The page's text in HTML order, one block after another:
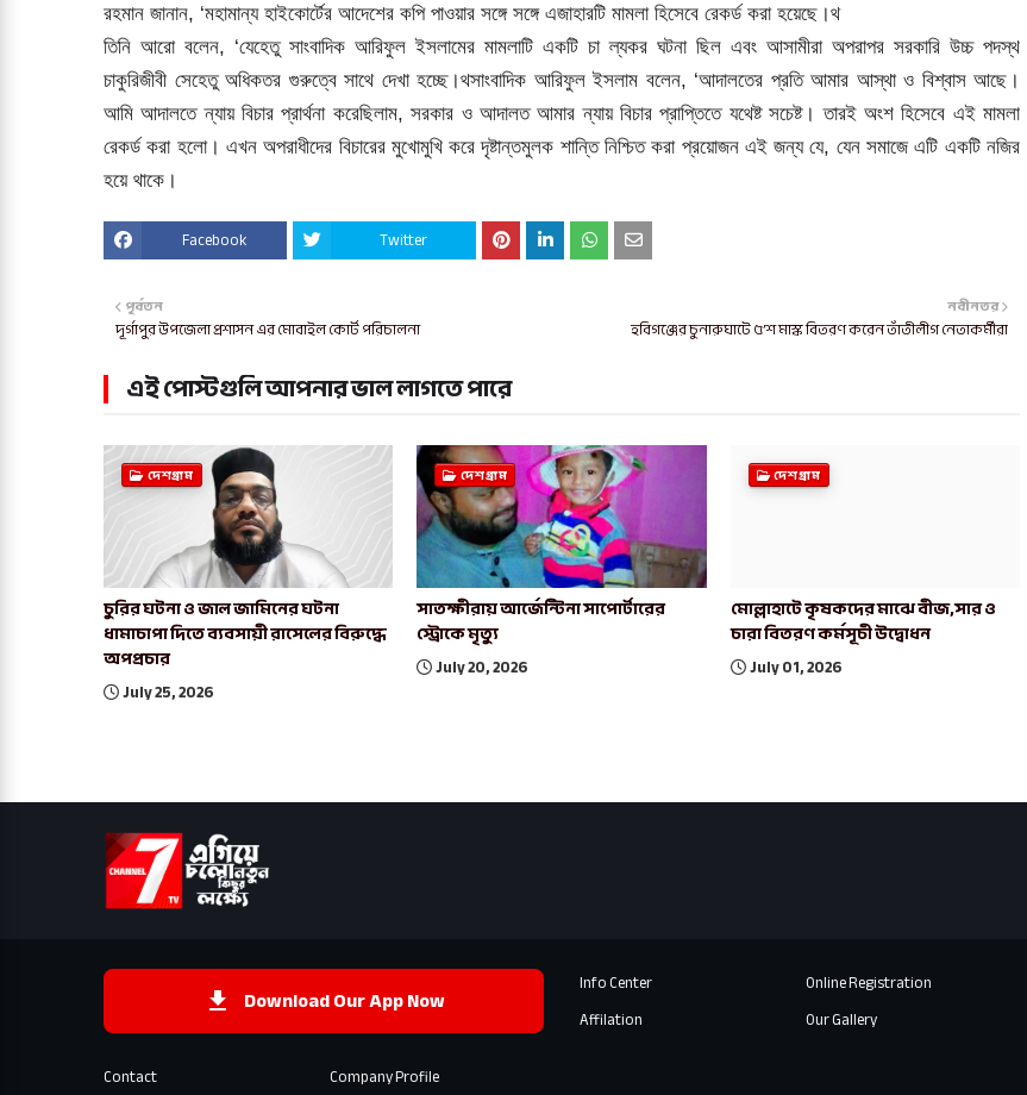
রহমান জানান, ‘মহামান্য হাইকোর্টের আদেশের কপি পাওয়ার সঙ্গে সঙ্গে এজাহারটি মামলা হিসেবে রেকর্ড করা হয়েছে।থ
তিনি আরো বলেন, ‘যেহেতু সাংবাদিক আরিফুল ইসলামের মামলাটি একটি চা ল্যকর ঘটনা ছিল এবং আসামীরা অপরাপর সরকারি উচ্চ পদস্থ
চাকুরিজীবী সেহেতু অধিকতর গুরুত্বে সাথে দেখা হচ্ছে।থসাংবাদিক আরিফুল ইসলাম বলেন, ‘আদালতের প্রতি আমার আস্থা ও বিশ্বাস আছে।
আমি আদালতে ন্যায় বিচার প্রার্থনা করেছিলাম, সরকার ও আদালত আমার ন্যায় বিচার প্রাপ্তিতে যথেষ্ট সচেষ্ট। তারই অংশ হিসেবে এই মামলা
রেকর্ড করা হলো। এখন অপরাধীদের বিচারের মুখোমুখি করে দৃষ্টান্তমুলক শান্তি নিশ্চিত করা প্রয়োজন এই জন্য যে, যেন সমাজে এটি একটি নজির
হয়ে থাকে।
Facebook Twitter
নবীনতর
হবিগঞ্জের চুনারুঘাটে ৫’শ মাস্ক বিতরণ করেন তাঁতীলীগ নেতাকর্মীরা
পূর্বতন
দূর্গাপুর উপজেলা প্রশাসন এর মোবাইল কোর্ট পরিচালনা
এই পোস্টগুলি আপনার ভাল লাগতে পারে
দেশগ্রাম
চুরির ঘটনা ও জাল জামিনের ঘটনা
ধামাচাপা দিতে ব্যবসায়ী রাসেলের বিরুদ্ধে
অপপ্রচার
July 25, 2026
দেশগ্রাম
সাতক্ষীরায় আর্জেন্টিনা সাপোর্টারের
স্ট্রোকে মৃত্যু
July 20, 2026
দেশগ্রাম
মোল্লাহাটে কৃষকদের মাঝে বীজ,সার ও
চারা বিতরণ কর্মসূচী উদ্বোধন
July 01, 2026
Download Our App Now
Contact Company Profile
Info Center
Online Registration
Affilation
Our Gallery